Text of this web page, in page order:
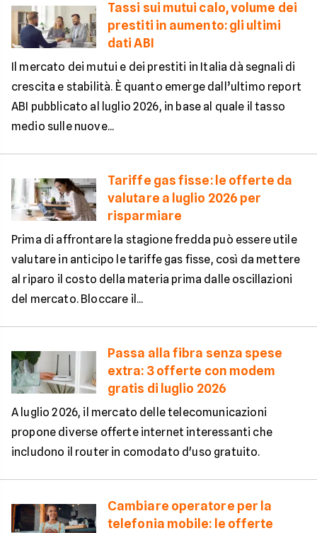
Tassi sui mutui calo, volume dei
prestiti in aumento: gli ultimi
dati ABI
Il mercato dei mutui e dei prestiti in Italia dà segnali di
crescita e stabilità. È quanto emerge dall’ultimo report
ABI pubblicato al luglio 2026, in base al quale il tasso
medio sulle nuove...
Tariffe gas fisse: le offerte da
valutare a luglio 2026 per
risparmiare
Prima di affrontare la stagione fredda può essere utile
valutare in anticipo le tariffe gas fisse, così da mettere
al riparo il costo della materia prima dalle oscillazioni
del mercato. Bloccare il...
Passa alla fibra senza spese
extra: 3 offerte con modem
gratis di luglio 2026
A luglio 2026, il mercato delle telecomunicazioni
propone diverse offerte internet interessanti che
includono il router in comodato d'uso gratuito.
Cambiare operatore per la
telefonia mobile: le offerte